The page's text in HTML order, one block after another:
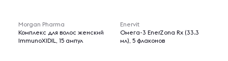
Morgan Pharma
Комплекс для волос женский
ImmunoXIDIL, 15 ампул
Enervit
Омега-3 EnerZona Rx (33.3
мл), 5 флаконов